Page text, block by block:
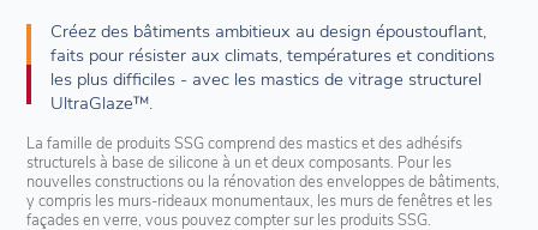
Créez des bâtiments ambitieux au design époustouflant,
faits pour résister aux climats, températures et conditions
les plus difficiles - avec les mastics de vitrage structurel
UltraGlaze™.
La famille de produits SSG comprend des mastics et des adhésifs
structurels à base de silicone à un et deux composants. Pour les
nouvelles constructions ou la rénovation des enveloppes de bâtiments,
y compris les murs-rideaux monumentaux, les murs de fenêtres et les
façades en verre, vous pouvez compter sur les produits SSG.